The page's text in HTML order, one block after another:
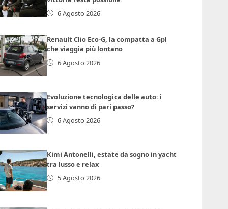
6 Agosto 2026
Renault Clio Eco-G, la compatta a Gpl
che viaggia più lontano
6 Agosto 2026
Evoluzione tecnologica delle auto: i
servizi vanno di pari passo?
6 Agosto 2026
Kimi Antonelli, estate da sogno in yacht
tra lusso e relax
5 Agosto 2026